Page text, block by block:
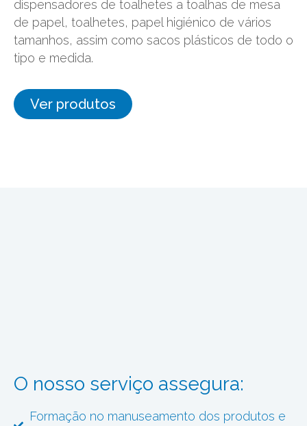
dispensadores de toalhetes a toalhas de mesa
de papel, toalhetes, papel higiénico de vários
tamanhos, assim como sacos plásticos de todo o
tipo e medida.
Ver produtos
O nosso serviço assegura:
Formação no manuseamento dos produtos e